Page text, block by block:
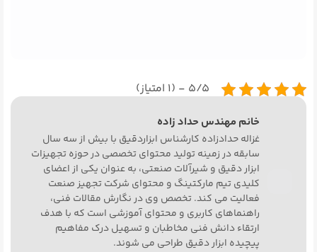
۵/۵ - (۱ امتیاز)
خانم مهندس حداد زاده
غزاله حدادزاده کارشناس ابزاردقیق با بیش از سه سال
سابقه در زمینه تولید محتوای تخصصی در حوزه تجهیزات
ابزار دقیق و شیرآلات صنعتی، به ‌عنوان یکی از اعضای
کلیدی تیم مارکتینگ و محتوای شرکت تجهیز صنعت
فعالیت می ‌کند. تخصص وی در نگارش مقالات فنی،
راهنماهای کاربری و محتوای آموزشی است که با هدف
ارتقاء دانش فنی مخاطبان و تسهیل درک مفاهیم
پیچیده ابزار دقیق طراحی می ‌شوند.